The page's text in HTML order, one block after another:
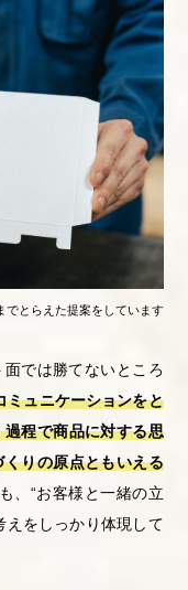
でとらえた提案をしています
では勝てないところ
ミュニケーションをと
程で商品に対する思
りの原点ともいえる
、“お客様と一緒の立
えをしっかり体現して